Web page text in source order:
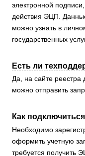
электронной
действия ЭЦП.
можно узнать в
государственных
Есть ли
Да, на сайте реестра
можно отправить
Как
Необходимо
оформить учетную
требуется получить